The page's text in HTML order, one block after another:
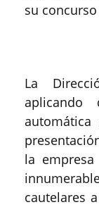
su
La
aplicando
la
cautelares